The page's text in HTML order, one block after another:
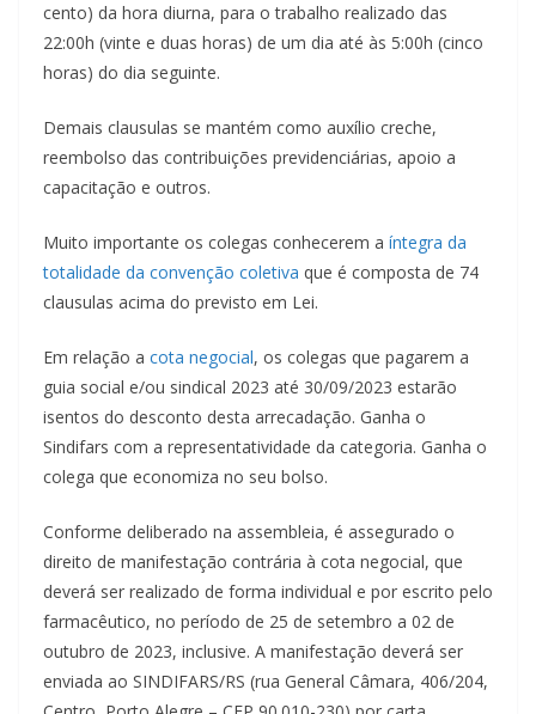
cento) da hora diurna, para o trabalho realizado das
22:00h (vinte e duas horas) de um dia até às 5:00h (cinco
horas) do dia seguinte.
Demais clausulas se mantém como auxílio creche,
reembolso das contribuições previdenciárias, apoio a
capacitação e outros.
Muito importante os colegas conhecerem a íntegra da
totalidade da convenção coletiva que é composta de 74
clausulas acima do previsto em Lei.
Em relação a cota negocial, os colegas que pagarem a
guia social e/ou sindical 2023 até 30/09/2023 estarão
isentos do desconto desta arrecadação. Ganha o
Sindifars com a representatividade da categoria. Ganha o
colega que economiza no seu bolso.
Conforme deliberado na assembleia, é assegurado o
direito de manifestação contrária à cota negocial, que
deverá ser realizado de forma individual e por escrito pelo
farmacêutico, no período de 25 de setembro a 02 de
outubro de 2023, inclusive. A manifestação deverá ser
enviada ao SINDIFARS/RS (rua General Câmara, 406/204,